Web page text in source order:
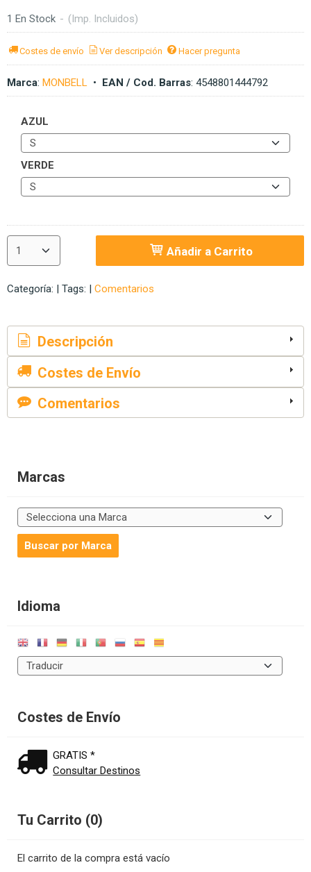
Marcas
Idioma
Costes de Envío
GRATIS *
Consultar Destinos
Tu Carrito (0)
El carrito de la compra está vacío
1 En Stock - (Imp. Incluidos)
Costes de envío Ver descripción Hacer pregunta
Marca: MONBELL • EAN / Cod. Barras: 4548801444792
AZUL
VERDE
Añadir a Carrito
Categoría: | Tags: | Comentarios
Descripción
Costes de Envío
Comentarios